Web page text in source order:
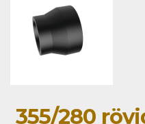
355/280